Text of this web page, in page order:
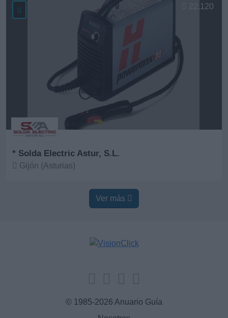
* Solda Electric Astur, S.L.
Gijón (Asturias)
22.120
Ver más
© 1985-2026 Anuario Guía